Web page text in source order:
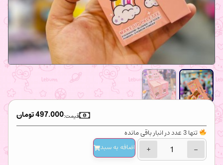
497.000تومان قیمت:
تنها 3 عدد در انبار باقی مانده
−
+ اضافه‌ به سبد